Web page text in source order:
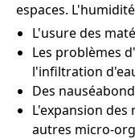
espaces.
L'usure des
Les problèmes
l'infiltration
Des
L'expansion
autres micro-